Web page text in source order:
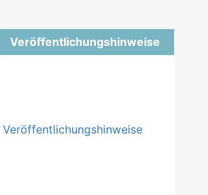
Veröffentlichungshinweise
Veröffentlichungshinweise